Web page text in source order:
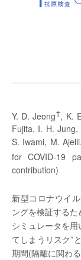
Y. D. Jeong†, K.
Fujita, I. H. Jung,
S. Iwami, M.
for COVID-19
contribution)
新型コロナウイ
ングを検証する
シミュレータを
てしまうリスク”
期間(隔離に関わ